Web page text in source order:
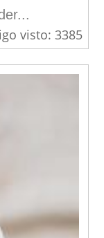
visto: 3385